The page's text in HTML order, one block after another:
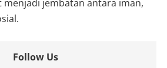
jembatan antara iman,
Follow Us